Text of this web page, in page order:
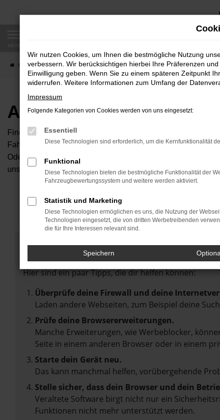
Zum
Startseite Fahrzeugangebote Autobörse
Autobörse
Finden Sie Ihren neuen Traumwagen bei uns. Dafür haben
Fahrzeuge an, die bei uns auf dem Hof stehen. Dann
Oder Sie klicken auf den Button Autobörse und Sie haben
unserem Händlernetzwerk. Diese Fahrzeuge können wir
Fehler: Network Error
Beim Laden ist ein Fehler aufgetreten.
Hier sind ein paar Tipps, die dir helfen können:
Überprüfe deine Firewall und deine
Laden andere Webseiten, zum Beispiel deine
Prüfe deine Browsererweiterungen.
Manche Erweiterungen, wie Werbeblocker,
Seite in einem anderen Browser oder in einem
Starte dein Gerät neu.
Das kann manchmal helfen, vorübergehende
Stelle sicher, dass dein Browser und dein
Veraltete Software birgt nicht nur ein
Funktionen nicht mehr unterstützt werden.
Wir nutzen Cookies, um Ihnen die bestmögliche Nutzung
verbessern. Wir berücksichtigen hierbei Ihre Präferenzen
Einwilligung geben. Wenn Sie zu einem späteren Zeitpunkt
widerrufen. Weitere Informationen zum Umfang der
Impressum
Folgende Kategorien von Cookies werden von uns eingesetzt:
Essentiell
Diese Technologien sind erforderlich, um die Kernfunktionalität
Funktional
Diese Technologien bieten die bestmögliche Funktionalität der
Fahrzeugbewertungssystem und weitere werden aktiviert.
Statistik und Marketing
Diese Technologien ermöglichen es uns, die Nutzung der
Technologien eingesetzt, die von dritten Werbetreibenden
die für Ihre Interessen relevant sind.
Speichern